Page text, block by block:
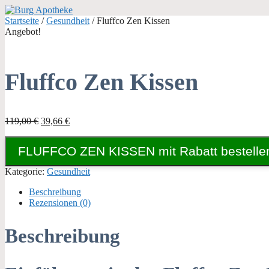
Zum
Inhalt
springen
Startseite /Gesundheit / Fluffco Zen Kissen
Angebot!
Fluffco Zen Kissen
119,00€ Ursprünglicher
119,00 €
39,66 €Aktueller
39,66 €.
FLUFFCO ZEN KISSEN mit Rabatt
Kategorie: Gesundheit
Beschreibung
Rezensionen (0)
Beschreibung